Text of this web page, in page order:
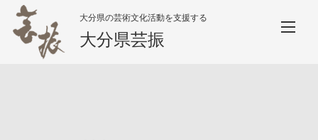
大分県の芸術文化活動を支援する
大分県芸振